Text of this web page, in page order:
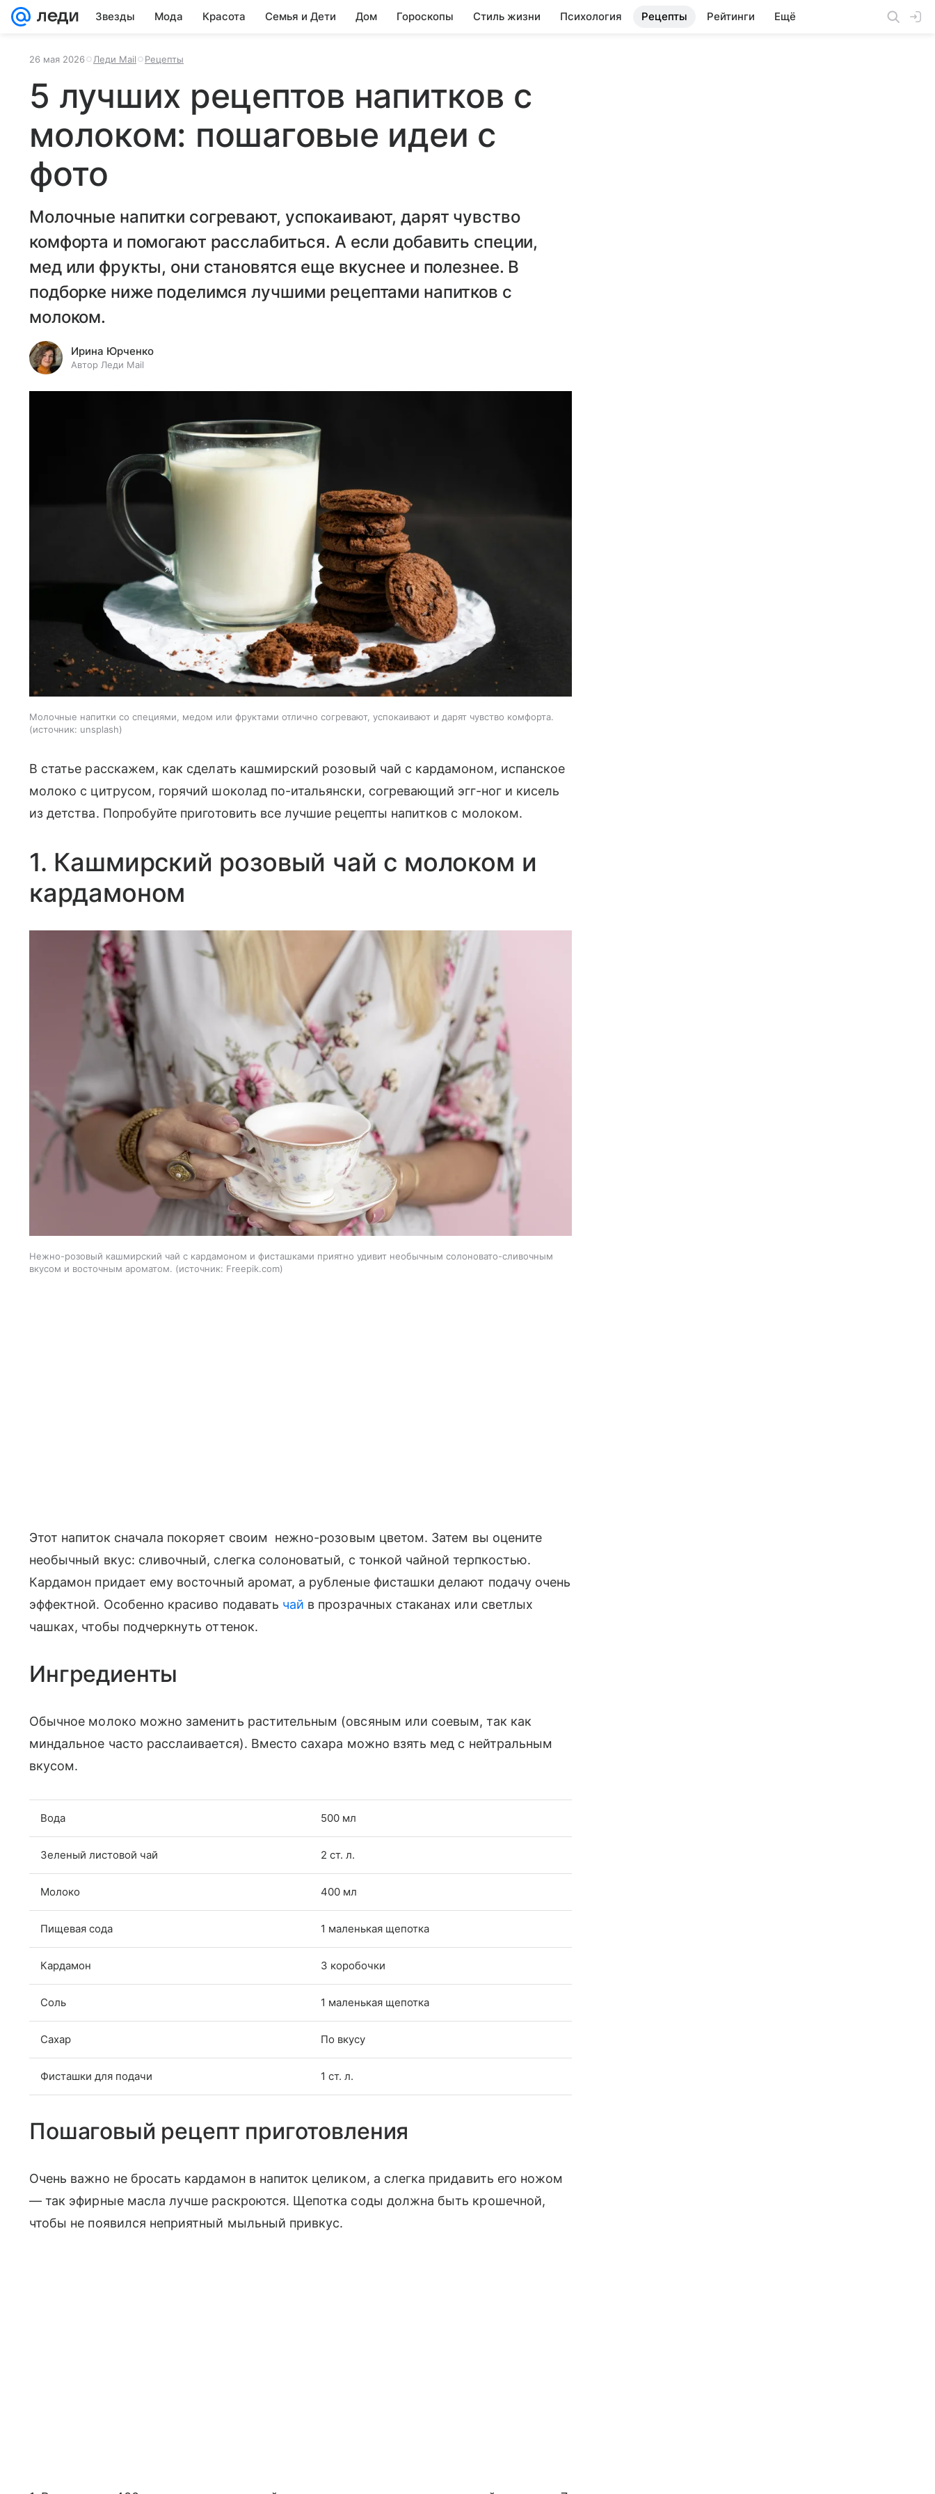
Звезды Мода Красота Семья и Дети Дом Гороскопы Стиль жизни Психология Рецепты Рейтинги Ещё
26 мая 2026 Леди Mail Рецепты
5 лучших рецептов напитков с
молоком: пошаговые идеи с
фото
Молочные напитки согревают, успокаивают, дарят чувство
комфорта и помогают расслабиться. А если добавить специи,
мед или фрукты, они становятся еще вкуснее и полезнее. В
подборке ниже поделимся лучшими рецептами напитков с
молоком.
Ирина Юрченко
Автор Леди Mail
Молочные напитки со специями, медом или фруктами отлично согревают, успокаивают и дарят чувство комфорта.
источник: unsplash
В статье расскажем, как сделать кашмирский розовый чай с кардамоном, испанское
молоко с цитрусом, горячий шоколад по-итальянски, согревающий эгг-ног и кисель
из детства. Попробуйте приготовить все лучшие рецепты напитков с молоком.
1. Кашмирский розовый чай с молоком и
кардамоном
Нежно-розовый кашмирский чай с кардамоном и фисташками приятно удивит необычным солоновато-сливочным
вкусом и восточным ароматом.
источник: Freepik.com
Этот напиток сначала покоряет своим нежно-розовым цветом. Затем вы оцените
необычный вкус: сливочный, слегка солоноватый, с тонкой чайной терпкостью.
Кардамон придает ему восточный аромат, а рубленые фисташки делают подачу очень
эффектной. Особенно красиво подавать чай в прозрачных стаканах или светлых
чашках, чтобы подчеркнуть оттенок.
Ингредиенты
Обычное молоко можно заменить растительным (овсяным или соевым, так как
миндальное часто расслаивается). Вместо сахара можно взять мед с нейтральным
вкусом.
Вода 500 мл
Зеленый листовой чай 2 ст. л.
Молоко 400 мл
Пищевая сода 1 маленькая щепотка
Кардамон 3 коробочки
Соль 1 маленькая щепотка
Сахар По вкусу
Фисташки для подачи 1 ст. л.
Пошаговый рецепт приготовления
Очень важно не бросать кардамон в напиток целиком, а слегка придавить его ножом
— так эфирные масла лучше раскроются. Щепотка соды должна быть крошечной,
чтобы не появился неприятный мыльный привкус.